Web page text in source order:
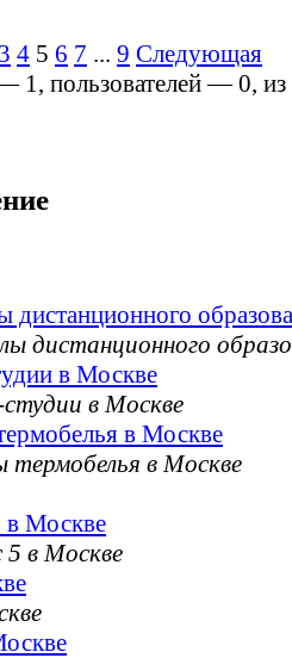
3 4 5 6 7 ... 9 Следующая
— 1, пользователей —0,
в Москве
в Москве
в Москве